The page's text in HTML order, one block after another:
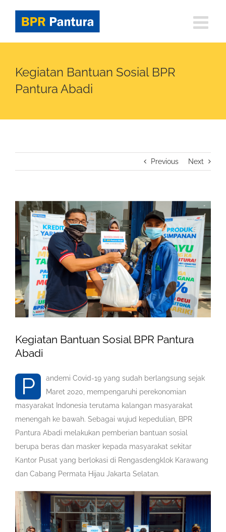
content
Kegiatan Bantuan Sosial BPR
Pantura Abadi
Previous Next
View
Larger
Image
Kegiatan Bantuan Sosial BPR Pantura
Abadi
P
andemi Covid-19 yang sudah berlangsung sejak
Maret 2020, mempengaruhi perekonomian
masyarakat Indonesia terutama kalangan masyarakat
menengah ke bawah. Sebagai wujud kepedulian, BPR
Pantura Abadi melakukan pemberian bantuan sosial
berupa beras dan masker kepada masyarakat sekitar
Kantor Pusat yang berlokasi di Rengasdengklok Karawang
dan Cabang Permata Hijau Jakarta Selatan.